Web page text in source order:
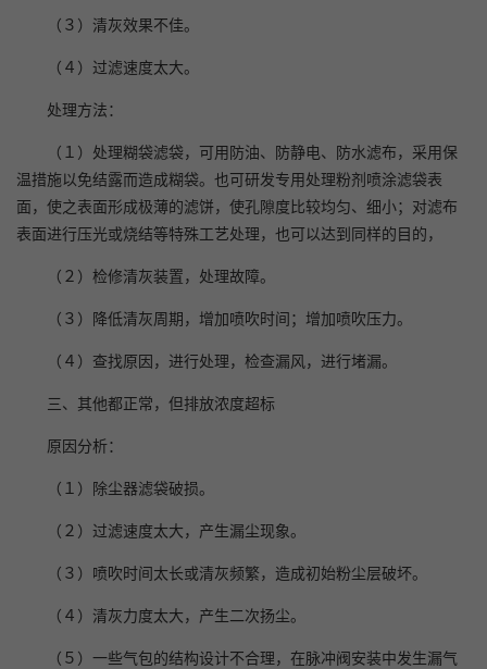
（３）清灰效果不佳。
（４）过滤速度太大。
处理方法：
（１）处理糊袋滤袋，可用防油、防静电、防水滤布，采用保
温措施以免结露而造成糊袋。也可研发专用处理粉剂喷涂滤袋表
面，使之表面形成极薄的滤饼，使孔隙度比较均匀、细小；对滤布
表面进行压光或烧结等特殊工艺处理，也可以达到同样的目的，
（２）检修清灰装置，处理故障。
（３）降低清灰周期，增加喷吹时间；增加喷吹压力。
（４）查找原因，进行处理，检查漏风，进行堵漏。
三、其他都正常，但排放浓度超标
原因分析：
（１）除尘器滤袋破损。
（２）过滤速度太大，产生漏尘现象。
（３）喷吹时间太长或清灰频繁，造成初始粉尘层破坏。
（４）清灰力度太大，产生二次扬尘。
（５）一些气包的结构设计不合理，在脉冲阀安装中发生漏气